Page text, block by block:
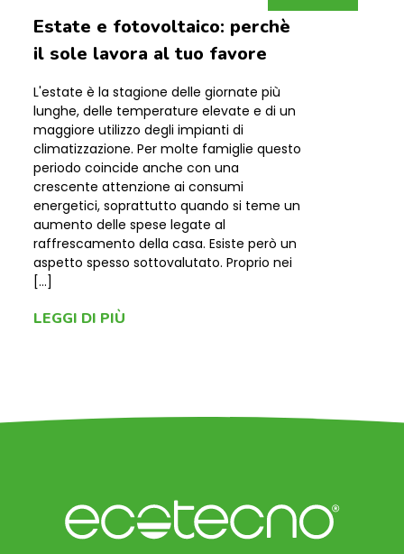
Estate e fotovoltaico: perchè
il sole lavora al tuo favore
L'estate è la stagione delle giornate più
lunghe, delle temperature elevate e di un
maggiore utilizzo degli impianti di
climatizzazione. Per molte famiglie questo
periodo coincide anche con una
crescente attenzione ai consumi
energetici, soprattutto quando si teme un
aumento delle spese legate al
raffrescamento della casa. Esiste però un
aspetto spesso sottovalutato. Proprio nei
[…]
LEGGI DI PIÙ